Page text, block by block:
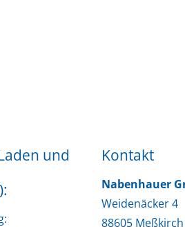
und
Kontakt
Nabenhauer
Weidenäcker 4
88605 Meßkirch